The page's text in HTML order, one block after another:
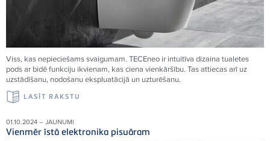
Viss, kas nepieciešams svaigumam. TECEneo ir intuitīva dizaina tualetes
pods ar bidē funkciju ikvienam, kas ciena vienkāršību. Tas attiecas arī uz
uzstādīšanu, nodošanu ekspluatācijā un uzturēšanu.
LASĪT RAKSTU
01.10.2024 – JAUNUMI
Vienmēr īstā elektronika pisuāram